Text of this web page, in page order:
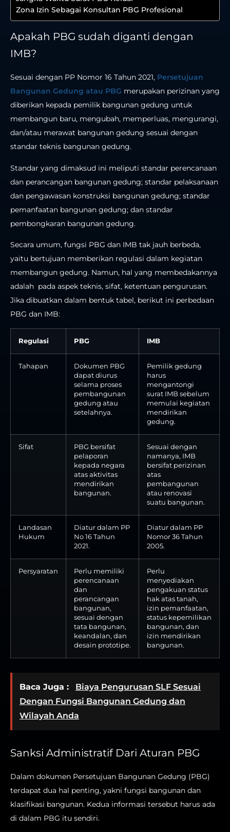
Zona Izin Sebagai Konsultan PBG Profesional
Apakah PBG sudah diganti dengan
IMB?
Sesuai dengan PP Nomor 16 Tahun 2021, Persetujuan
Bangunan Gedung atau PBG merupakan perizinan yang
diberikan kepada pemilik bangunan gedung untuk
membangun baru, mengubah, memperluas, mengurangi,
dan/atau merawat bangunan gedung sesuai dengan
standar teknis bangunan gedung.
Standar yang dimaksud ini meliputi standar perencanaan
dan perancangan bangunan gedung; standar pelaksanaan
dan pengawasan konstruksi bangunan gedung; standar
pemanfaatan bangunan gedung; dan standar
pembongkaran bangunan gedung.
Secara umum, fungsi PBG dan IMB tak jauh berbeda,
yaitu bertujuan memberikan regulasi dalam kegiatan
membangun gedung. Namun, hal yang membedakannya
adalah pada aspek teknis, sifat, ketentuan pengurusan.
Jika dibuatkan dalam bentuk tabel, berikut ini perbedaan
PBG dan IMB:
Regulasi PBG IMB
Tahapan
Dokumen PBG
dapat diurus
selama proses
pembangunan
gedung atau
setelahnya.
Pemilik gedung
harus
mengantongi
surat IMB sebelum
memulai kegiatan
mendirikan
gedung.
Sifat
PBG bersifat
pelaporan
kepada negara
atas aktivitas
mendirikan
bangunan.
Sesuai dengan
namanya, IMB
bersifat perizinan
atas
pembangunan
atau renovasi
suatu bangunan.
Landasan
Hukum
Diatur dalam PP
No 16 Tahun
2021.
Diatur dalam PP
Nomor 36 Tahun
2005.
Persyaratan
Perlu memiliki
perencanaan
dan
perancangan
bangunan,
sesuai dengan
tata bangunan,
keandalan, dan
desain prototipe.
Perlu
menyediakan
pengakuan status
hak atas tanah,
izin pemanfaatan,
status kepemilikan
bangunan, dan
izin mendirikan
bangunan.
Baca Juga :
Biaya Pengurusan SLF Sesuai
Dengan Fungsi Bangunan Gedung dan
Wilayah Anda
Sanksi Administratif Dari Aturan PBG
Dalam dokumen Persetujuan Bangunan Gedung (PBG)
terdapat dua hal penting, yakni fungsi bangunan dan
klasifikasi bangunan. Kedua informasi tersebut harus ada
di dalam PBG itu sendiri.